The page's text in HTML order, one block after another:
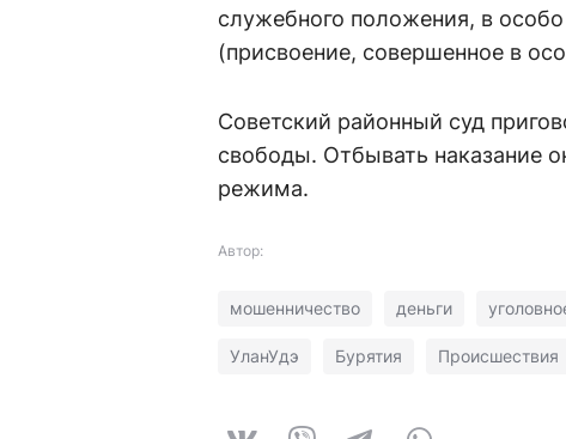
служебного положения, в
(присвоение, совершенное в
Советский районный суд
свободы. Отбывать наказание
режима.
Автор:
мошенничество деньги
УланУдэ Бурятия Происшествия